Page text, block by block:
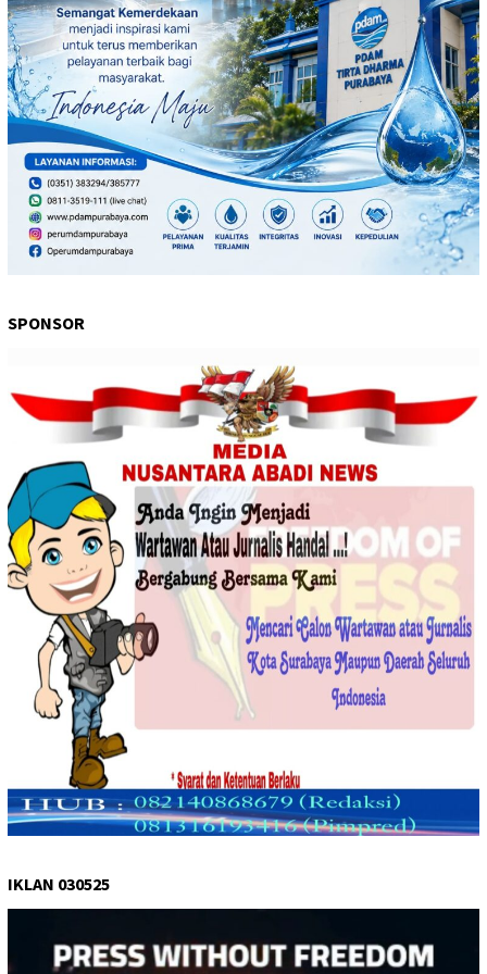
SPONSOR
IKLAN 030525